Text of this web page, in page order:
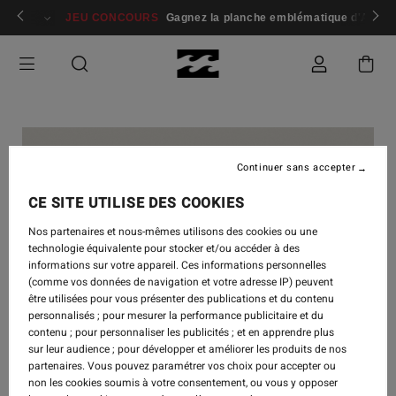
Se connecter / s'inscrire
JEU CONCOURS Gagnez la planche emblématique d'Andy
CE SITE UTILISE DES COOKIES
Nos partenaires et nous-mêmes utilisons des cookies ou une
technologie équivalente pour stocker et/ou accéder à des
informations sur votre appareil. Ces informations personnelles
(comme vos données de navigation et votre adresse IP) peuvent
être utilisées pour vous présenter des publications et du contenu
personnalisés ; pour mesurer la performance publicitaire et du
contenu ; pour personnaliser les publicités ; et en apprendre plus
sur leur audience ; pour développer et améliorer les produits de nos
partenaires. Vous pouvez paramétrer vos choix pour accepter ou
non les cookies soumis à votre consentement, ou vous y opposer
Continuer sans accepter